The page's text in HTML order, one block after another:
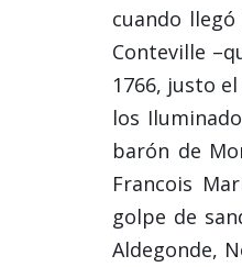
cuando
Conteville
1766, justo
los
barón de
Francois
golpe de
Aldegonde,